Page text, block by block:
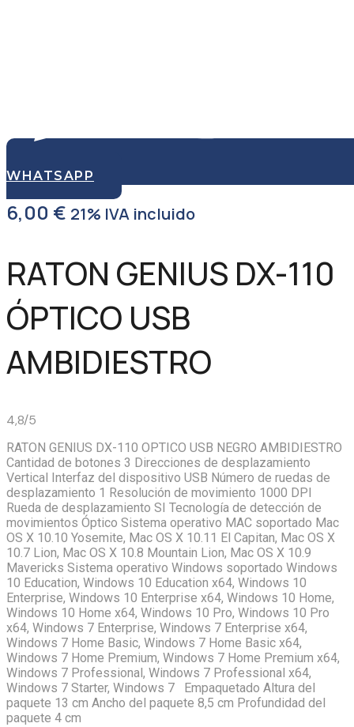
WHATSAPP
6,00 € 21% IVA incluido
RATON GENIUS DX-110
ÓPTICO USB
AMBIDIESTRO
4,8/5
RATON GENIUS DX-110 OPTICO USB NEGRO AMBIDIESTRO
Cantidad de botones 3 Direcciones de desplazamiento
Vertical Interfaz del dispositivo USB Número de ruedas de
desplazamiento 1 Resolución de movimiento 1000 DPI
Rueda de desplazamiento SI Tecnología de detección de
movimientos Óptico Sistema operativo MAC soportado Mac
OS X 10.10 Yosemite, Mac OS X 10.11 El Capitan, Mac OS X
10.7 Lion, Mac OS X 10.8 Mountain Lion, Mac OS X 10.9
Mavericks Sistema operativo Windows soportado Windows
10 Education, Windows 10 Education x64, Windows 10
Enterprise, Windows 10 Enterprise x64, Windows 10 Home,
Windows 10 Home x64, Windows 10 Pro, Windows 10 Pro
x64, Windows 7 Enterprise, Windows 7 Enterprise x64,
Windows 7 Home Basic, Windows 7 Home Basic x64,
Windows 7 Home Premium, Windows 7 Home Premium x64,
Windows 7 Professional, Windows 7 Professional x64,
Windows 7 Starter, Windows 7 Empaquetado Altura del
paquete 13 cm Ancho del paquete 8,5 cm Profundidad del
paquete 4 cm